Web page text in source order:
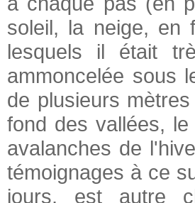
soleil, la neige, en
lesquels il était
ammoncelée sous
de plusieurs
fond des vallées,
avalanches de
témoignages à ce
jours, est autre